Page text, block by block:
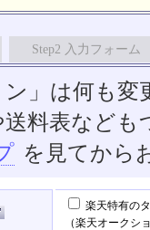
Step2 入力フォーム
」は何も
料表など
を見てから
楽天特有の
（楽天オークシ